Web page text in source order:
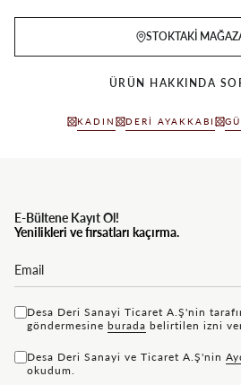
STOKTAKI
ÜRÜN HAKKINDA
KADIN DERI AYAKKABI
E-Bültene Kayıt Ol!
Yenilikleri ve fırsatları kaçırma.
Desa Deri Sanayi Ticaret A.Ş'nin
göndermesine bu rada belirtilen izni
Desa Deri Sanayi ve Ticaret A.Ş'nin
okudum.